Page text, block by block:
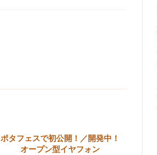
ポタフェスで初公開！／開発中！
オープン型イヤフォン